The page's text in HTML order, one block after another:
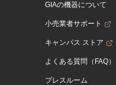
GIAの機器について
小売業者サポート
キャンパス ストア
よくある質問（FAQ）
プレスルーム